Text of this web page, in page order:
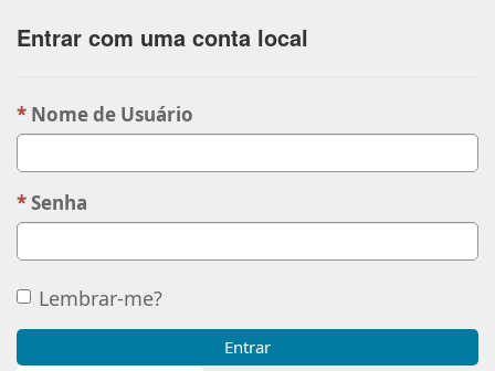
Entrar com uma conta local
Nome de Usuário
Senha
Lembrar-me?
Entrar